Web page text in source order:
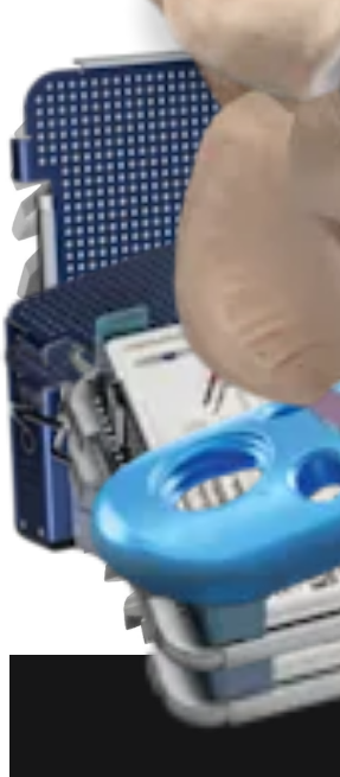
Pé e tornozelo
Sistema abrangente para os pés